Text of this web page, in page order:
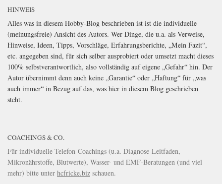
HINWEIS
Alles was in diesem Hobby-Blog beschrieben ist ist die individuelle
(meinungsfreie) Ansicht des Autors. Wer Dinge, die u.a. als Verweise,
Hinweise, Ideen, Tipps, Vorschläge, Erfahrungsberichte, „Mein Fazit“,
etc. angegeben sind, für sich selber ausprobiert oder umsetzt macht dieses
100% selbstverantwortlich, also vollständig auf eigene „Gefahr“ hin. Der
Autor übernimmt denn auch keine „Garantie“ oder „Haftung“ für „was
auch immer“ in Bezug auf das, was hier in diesem Blog geschrieben
steht.
COACHINGS & CO.
Für individuelle Telefon-Coachings (u.a. Diagnose-Leitfaden,
Mikronährstoffe, Blutwerte), Wasser- und EMF-Beratungen (und viel
mehr) bitte unter hcfricke.biz schauen.